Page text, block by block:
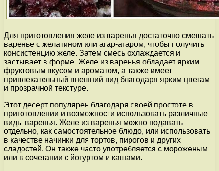
Для приготовления желе из варенья достаточно смешать
варенье с желатином или агар-агаром, чтобы получить
консистенцию желе. Затем смесь охлаждается и
застывает в форме. Желе из варенья обладает ярким
фруктовым вкусом и ароматом, а также имеет
привлекательный внешний вид благодаря ярким цветам
и прозрачной текстуре.
Этот десерт популярен благодаря своей простоте в
приготовлении и возможности использовать различные
виды варенья. Желе из варенья можно подавать
отдельно, как самостоятельное блюдо, или использовать
в качестве начинки для тортов, пирогов и других
сладостей. Он также часто употребляется с мороженым
или в сочетании с йогуртом и кашами.